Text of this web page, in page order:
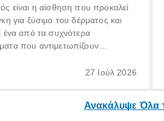
είναι η αίσθηση που προκαλεί
για ξύσιμο του δέρματος και
ένα από τα συχνότερα
που αντιμετωπίζουν
για το «κνησμός τι είναι»,
27 Ιούλ 2026
Ανακάλυψε Όλα